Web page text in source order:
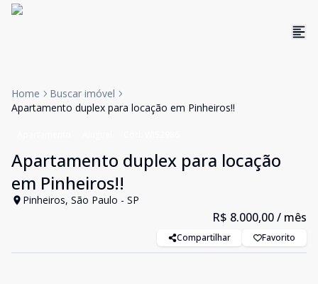
Home
Buscar imóvel
Apartamento duplex para locação em Pinheiros!!
Apartamento duplex para locação
em Pinheiros!!
Pinheiros, São Paulo - SP
R$ 8.000,00/ mês
Compartilhar Favorito